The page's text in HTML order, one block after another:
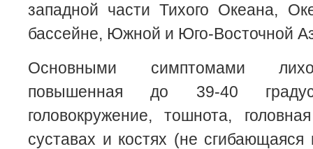
западной части Тихого Океана,
бассейне, Южной и Юго-Восточной
Основными симптомами
повышенная до 39-40
головокружение, тошнота,
суставах и костях (не